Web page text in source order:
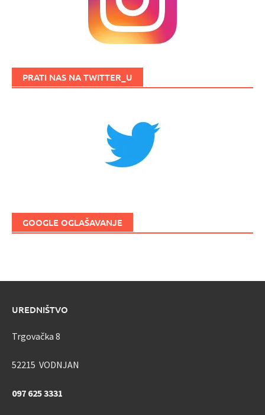
PRATI NAS NA TWITTER_U
GOOGLE OGLAŠAVANJE
UREDNIŠTVO
Trgovačka 8
52215 VODNJAN
097 625 3331